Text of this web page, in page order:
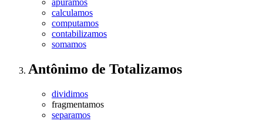
apuramos
calculamos
computamos
contabilizamos
somamos
Antônimo de Totalizamos
dividimos
fragmentamos
separamos